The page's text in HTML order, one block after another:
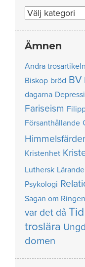
Nummer
Ämnen
Andra trosartikeln
Biskop bröd BV
dagarna
Fariseism
Försanthållande
Kristenhet
Luthersk Lärande
Psykologi
Sagan om Ringen
var det då Tid
troslära
domen